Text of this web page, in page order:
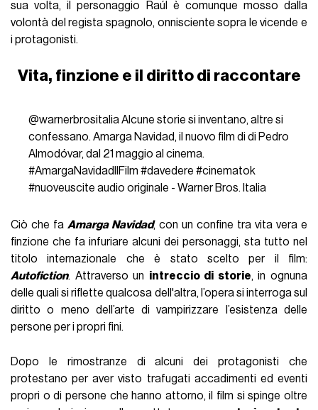
sua volta, il personaggio Raúl è comunque mosso dalla
volontà del regista spagnolo, onnisciente sopra le vicende e
i protagonisti.
Vita, finzione e il diritto di raccontare
@warnerbrositaliaAlcune storie si inventano, altre si
confessano. Amarga Navidad, il nuovo film di di Pedro
Almodóvar, dal 21 maggio al cinema.
#AmargaNavidadIlFilm #davedere #cinematok
#nuoveuscite audio originale - Warner Bros. Italia
Ciò che faAmarga Navidad, con un confine tra vita vera e
finzione che fa infuriare alcuni dei personaggi, sta tutto nel
titolo internazionale che è stato scelto per il film:
Autofiction. Attraverso un intreccio di storie, in ognuna
delle quali si riflette qualcosa dell'altra, l’opera si interroga sul
diritto o meno dell’arte di vampirizzare l’esistenza delle
persone per i propri fini.
Dopo le rimostranze di alcuni dei protagonisti che
protestano per aver visto trafugati accadimenti ed eventi
propri o di persone che hanno attorno, il film si spinge oltre